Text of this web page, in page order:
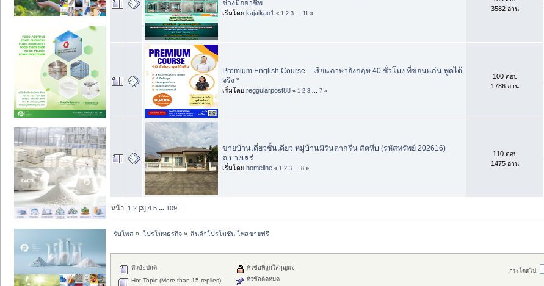
ช่างมืออาชีพ
เริ่มโดย kajaikao1 « 1 2 3 11 »
3582 อ่าน
Premium English Course – เรียนภาษาอังกฤษ 40 ชั่วโมง ที่ขอนแก่น พูดได้
จริง *
เริ่มโดย reggularpost88 « 1 2 3 7 »
100 ตอบ
1786 อ่าน
ขายบ้านเดี่ยวชั้นเดียว หมู่บ้านมิรันดากรีน สัตหีบ (รหัสทรัพย์ 202616)
ต.บางเสร่
เริ่มโดย homeline « 1 2 3 8 »
110 ตอบ
1475 อ่าน
หน้า: 1 2 [3]4 5 ... 109
รับโพส » โปรโมทธุรกิจ» สินค้าโปรโมชั่น โพสขายฟรี
กระโดดไป:
หัวข้อปกติ
Hot Topic (More than 15 replies)
หัวข้อที่ถูกใส่กุญแจ
หัวข้อติดหมุด